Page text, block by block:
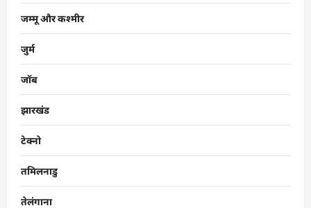
जम्मू और कश्मीर
जुर्म
जॉब
झारखंड
टेक्नो
तमिलनाडु
तेलंगाना